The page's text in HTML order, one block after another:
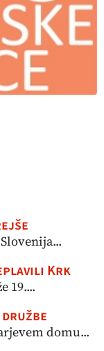
Krk
19....
domu...